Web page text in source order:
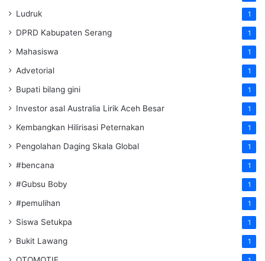
Ludruk 1
DPRD Kabupaten Serang 1
Mahasiswa 1
Advetorial 1
Bupati bilang gini 1
Investor asal Australia Lirik Aceh Besar 1
Kembangkan Hilirisasi Peternakan 1
Pengolahan Daging Skala Global 1
#bencana 1
#Gubsu Boby 1
#pemulihan 1
Siswa Setukpa 1
Bukit Lawang 1